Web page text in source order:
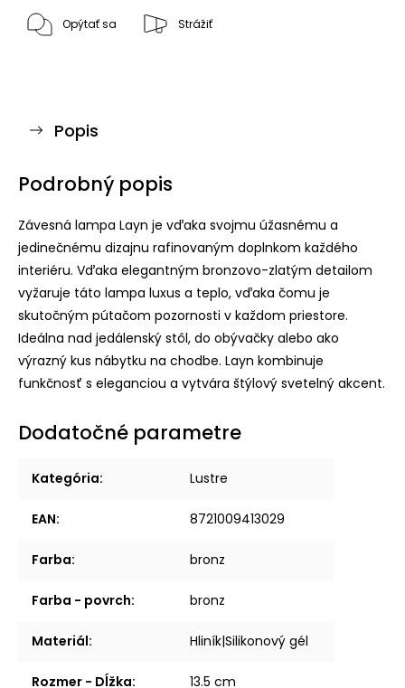
Opýtať sa Strážiť
Popis
Podrobný popis
Závesná lampa Layn je vďaka svojmu úžasnému a
jedinečnému dizajnu rafinovaným doplnkom každého
interiéru. Vďaka elegantným bronzovo-zlatým detailom
vyžaruje táto lampa luxus a teplo, vďaka čomu je
skutočným pútačom pozornosti v každom priestore.
Ideálna nad jedálenský stôl, do obývačky alebo ako
výrazný kus nábytku na chodbe. Layn kombinuje
funkčnosť s eleganciou a vytvára štýlový svetelný akcent.
Dodatočné parametre
Kategória: Lustre
EAN: 8721009413029
Farba: bronz
Farba - povrch: bronz
Materiál: Hliník|Silikonový gél
Rozmer - Dĺžka: 13.5 cm